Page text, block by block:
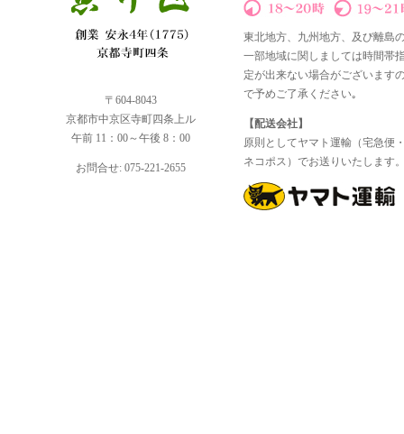
〒604-8043
京都市中京区寺町四条上ル
午前 11：00～午後 8：00
お問合せ: 075-221-2655
東北地方、九州地方、及び離島
一部地域に関しましては時間帯
定が出来ない場合がございます
で予めご了承ください｡
【配送会社】
原則としてヤマト運輸（宅急便
ネコポス）でお送りいたします